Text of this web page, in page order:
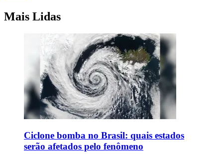
Mais Lidas
Ciclone bomba no Brasil: quais estados
serão afetados pelo fenômeno